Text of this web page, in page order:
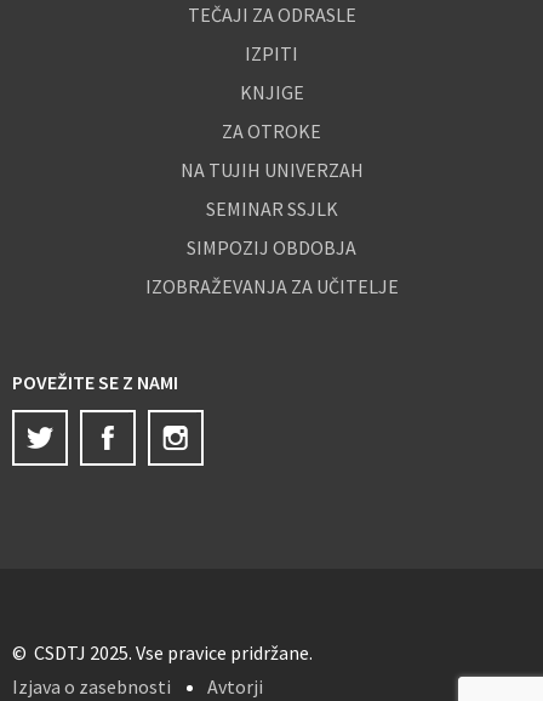
TEČAJI ZA ODRASLE
IZPITI
KNJIGE
ZA OTROKE
NA TUJIH UNIVERZAH
SEMINAR SSJLK
SIMPOZIJ OBDOBJA
IZOBRAŽEVANJA ZA UČITELJE
POVEŽITE SE Z NAMI
Twitter
Facebook
© CSDTJ 2025. Vse pravice pridržane.
Izjava o zasebnosti
Avtorji